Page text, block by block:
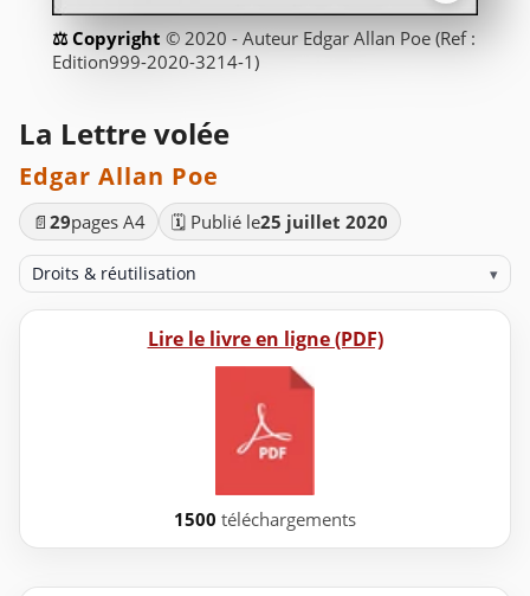
© 2020 - Auteur Edgar Allan Poe (Ref :
Edition999-2020-3214-1)
La Lettre volée
Edgar Allan Poe
📄 29pages A4 🗓️ Publié le25 juillet 2020
Droits & réutilisation ▾
Lire le livre en ligne (PDF)
1500 téléchargements